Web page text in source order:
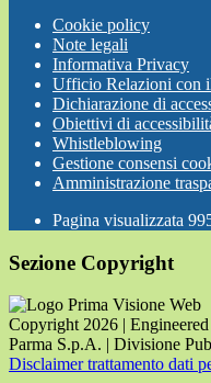
Cookie policy
Note legali
Informativa Privacy
Ufficio Relazioni con
Dichiarazione di
Obiettivi di
Whistleblowing
Gestione consensi
Amministrazione
Pagina visualizzata
Sezione Copyright
Copyright 2026 |
Parma S.p.A. | Divisione
Disclaimer trattamento dati